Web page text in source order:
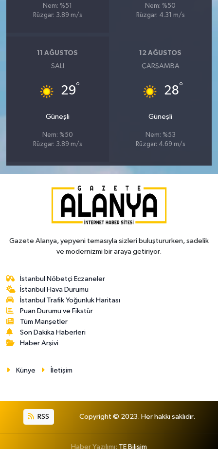
Nem: %51
Rüzgar: 3.89 m/s
Nem: %50
Rüzgar: 4.31 m/s
11 AĞUSTOS
SALI
29°
Güneşli
Nem: %50
Rüzgar: 3.89 m/s
12 AĞUSTOS
ÇARŞAMBA
28°
Güneşli
Nem: %53
Rüzgar: 4.69 m/s
Gazete Alanya, yepyeni temasıyla sizleri buluştururken, sadelik
ve modernizmi bir araya getiriyor.
İstanbul Nöbetçi Eczaneler
İstanbul Hava Durumu
İstanbul Trafik Yoğunluk Haritası
Puan Durumu ve Fikstür
Tüm Manşetler
Son Dakika Haberleri
Haber Arşivi
Künye İletişim
RSS Copyright © 2023. Her hakkı saklıdır.
Haber Yazılımı: TE Bilişim